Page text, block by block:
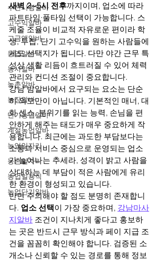
수산시장알바
고수익알바
고금액알바
농업알바
농사알바
농촌알바
농장알바
단기농업알바
계절농업알바
농업일자리
농촌일자리
농업일용직
농업단기알바
새벽 2~5시 전후까지이며, 업소에 따라
파트타임·풀타임 선택이 가능합니다. 스
케줄 조율이 비교적 자유로운 편이라 학
생, 투잡, 단기 고수익을 원하는 사람들에
게도 선택지가 됩니다. 다만 야간 근무 특
성상 생활 리듬이 흐트러질 수 있어 체력
관리와 컨디션 조절이 중요합니다.
강남 밤알바에서 요구되는 요소는 단순
히 외모만이 아닙니다. 기본적인 매너, 대
화 센스, 분위기를 읽는 능력, 손님을 편
안하게 해주는 태도가 매우 중요하게 작
용합니다. 최근에는 과도한 부담보다는
소통과 서비스 중심으로 운영되는 업소
가 늘어나는 추세라, 성격이 밝고 사람을
상대하는 데 부담이 적은 사람에게 유리
한 환경이 형성되고 있습니다.
반면 주의해야 할 점도 분명히 존재합니
다. 업소 선택이 가장 중요하며, 강남마사
지알바 조건이 지나치게 좋다고 홍보하
는 곳은 반드시 근무 방식과 페이 지급 조
건을 꼼꼼히 확인해야 합니다. 검증된 소
개소나 신뢰할 수 있는 경로를 통해 정보